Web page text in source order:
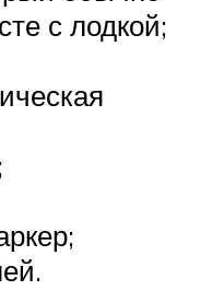
с лодкой;